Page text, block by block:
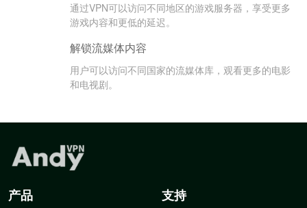
通过VPN可以访问不同地区的游戏服务器，享受更多
游戏内容和更低的延迟。
解锁流媒体内容
用户可以访问不同国家的流媒体库，观看更多的电影
和电视剧。
产品 支持